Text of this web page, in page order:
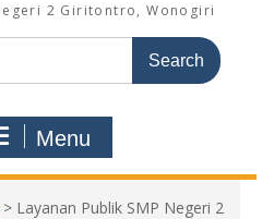
2 Giritontro, Wonogiri
Menu
> Layanan Publik SMP Negeri 2